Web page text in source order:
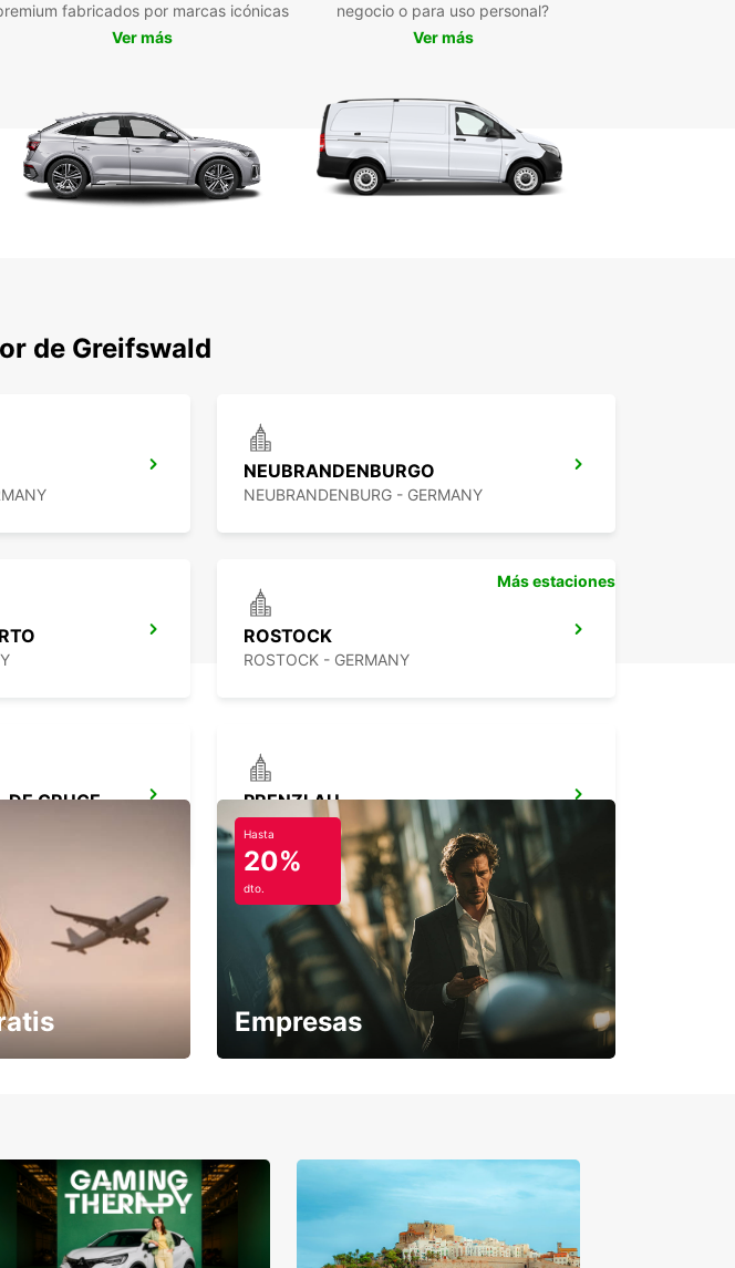
furgoneta en Greifswald te permitirá disfrutar de la
comodidad y conveniencia de tener un vehículo
espacioso para todas tus necesidades de transporte.
Desde visitar la impresionante Universidad de
Greifswald hasta recorrer los pintorescos paisajes de la
experiencia inolvidable!
fabricados por marcas icónicas
Ver más
negocio o para uso personal?
Ver más
de Greifswald
NEUBRANDENBURGO
NEUBRANDENBURG - GERMANY
ROSTOCK
ROSTOCK - GERMANY
ROSTOCK TERMINAL DE CRUCEROS WARNEMÜNDE PRENZLAU
PRENZLAU - GERMANY
Más estaciones
Hasta
20%
dto.
Empresas